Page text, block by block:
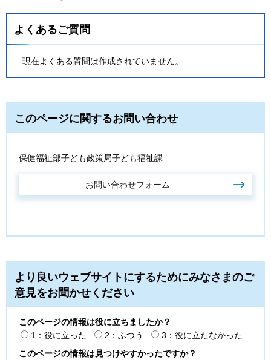
よくあるご質問
現在よくある質問は作成されていません。
このページに関するお問い合わせ
保健福祉部子ども政策局子ども福祉課
より良いウェブサイトにするためにみなさまのご
意見をお聞かせください
このページの情報は役に立ちましたか？
1：役に立った
2：ふつう
3：役に立たなかった
このページの情報は見つけやすかったですか？